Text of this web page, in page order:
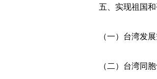
五、实现祖国和
（一）台湾发展
（二）台湾同胞